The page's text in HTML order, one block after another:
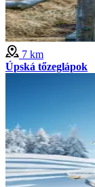
7 km
Úpská tőzeglápok